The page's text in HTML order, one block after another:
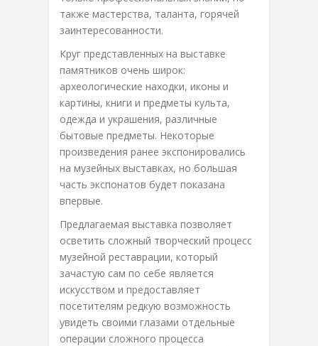
также мастерства, таланта, горячей
заинтересованности.
Круг представленных на выставке
памятников очень широк:
археологические находки, иконы и
картины, книги и предметы культа,
одежда и украшения, различные
бытовые предметы. Некоторые
произведения ранее экспонировались
на музейных выставках, но большая
часть экспонатов будет показана
впервые.
Предлагаемая выставка позволяет
осветить сложный творческий процесс
музейной реставрации, который
зачастую сам по себе является
искусством и предоставляет
посетителям редкую возможность
увидеть своими глазами отдельные
операции сложного процесса